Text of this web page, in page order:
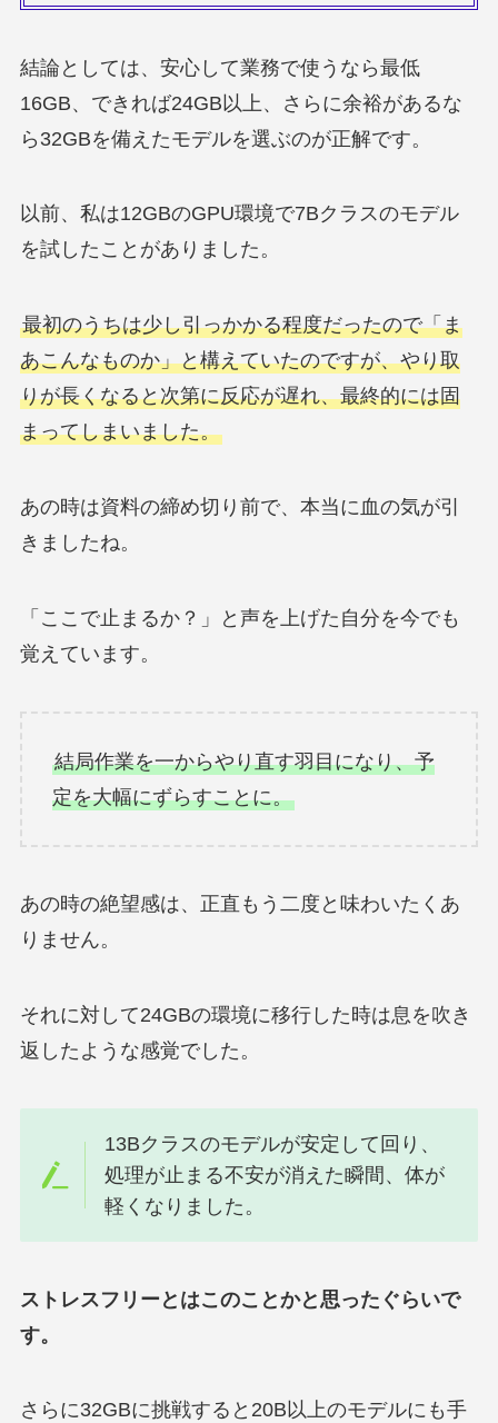
結論としては、安心して業務で使うなら最低
16GB、できれば24GB以上、さらに余裕があるな
ら32GBを備えたモデルを選ぶのが正解です。
以前、私は12GBのGPU環境で7Bクラスのモデル
を試したことがありました。
最初のうちは少し引っかかる程度だったので「ま
あこんなものか」と構えていたのですが、やり取
りが長くなると次第に反応が遅れ、最終的には固
まってしまいました。
あの時は資料の締め切り前で、本当に血の気が引
きましたね。
「ここで止まるか？」と声を上げた自分を今でも
覚えています。
結局作業を一からやり直す羽目になり、予
定を大幅にずらすことに。
あの時の絶望感は、正直もう二度と味わいたくあ
りません。
それに対して24GBの環境に移行した時は息を吹き
返したような感覚でした。
13Bクラスのモデルが安定して回り、
処理が止まる不安が消えた瞬間、体が
軽くなりました。
ストレスフリーとはこのことかと思ったぐらいで
す。
さらに32GBに挑戦すると20B以上のモデルにも手